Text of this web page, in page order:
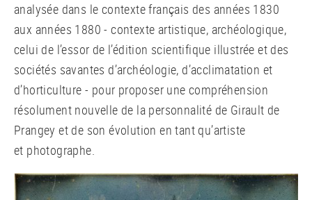
analysée dans le contexte français des années 1830
aux années 1880 - contexte artistique, archéologique,
celui de l’essor de l’édition scientifique illustrée et des
sociétés savantes d’archéologie, d’acclimatation et
d’horticulture - pour proposer une compréhension
résolument nouvelle de la personnalité de Girault de
Prangey et de son évolution en tant qu’artiste
et photographe.